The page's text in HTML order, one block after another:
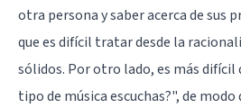
otra persona y saber acerca de sus
que es difícil tratar desde la
sólidos. Por otro lado, es más difícil
tipo de música escuchas?", de